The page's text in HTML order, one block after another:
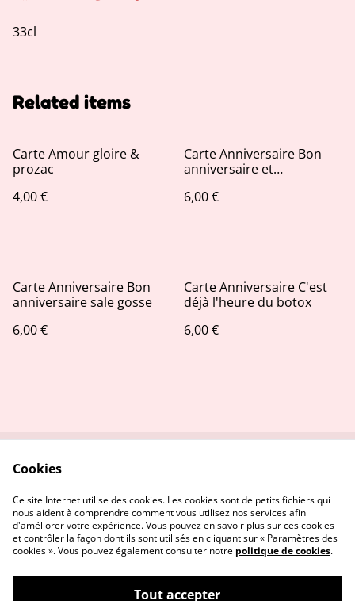
33cl
Related items
Carte Amour gloire &
prozac
4,00 €
Carte Anniversaire Bon
anniversaire et
6,00 €
Carte Anniversaire Bon
anniversaire sale gosse
6,00 €
Carte Anniversaire C'est
déjà l'heure du botox
6,00 €
Politique de
confidentialité
Politique de cookies
Cookies
Ce site Internet utilise des cookies. Les cookies sont de petits fichiers qui
nous aident à comprendre comment vous utilisez nos services afin
d'améliorer votre expérience. Vous pouvez en savoir plus sur ces cookies
et contrôler la façon dont ils sont utilisés en cliquant sur « Paramètres des
cookies ». Vous pouvez également consulter notre politique de cookies.
Tout accepter